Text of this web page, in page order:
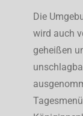
Die
wird auch
geheißen